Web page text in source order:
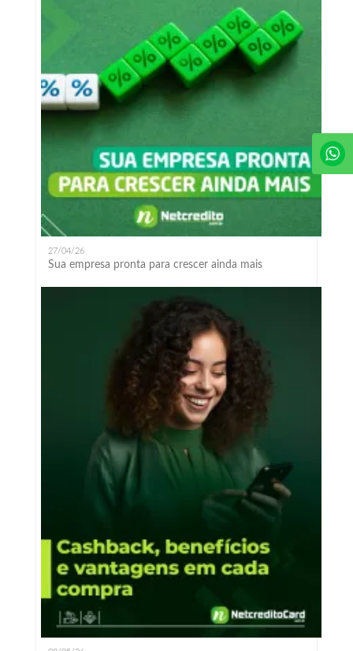
27/04/26
Sua empresa pronta para crescer ainda mais